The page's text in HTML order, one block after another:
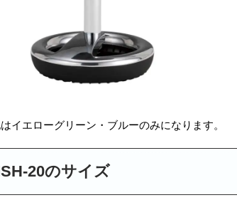
イエローグリーン・ブルーのみになります。
20のサイズ